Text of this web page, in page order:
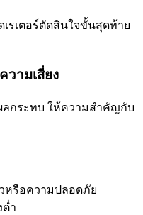
เรเตอร์ตัดสินใจขั้นสุดท้าย
วามเสี่ยง
ลกระทบ ให้ความสำคัญกับ
หรือความปลอดภัย
ต่ำ